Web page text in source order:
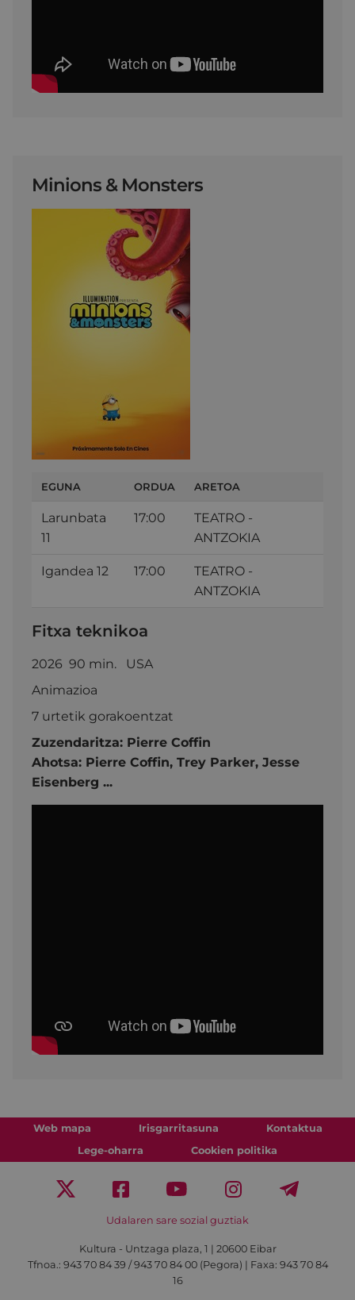
Minions & Monsters
EGUNA ORDUA ARETOA
Larunbata
11
17:00
TEATRO -
ANTZOKIA
Igandea 12 17:00
TEATRO -
ANTZOKIA
Fitxa teknikoa
2026 90 min. USA
Animazioa
7 urtetik gorakoentzat
Zuzendaritza: Pierre Coffin
Ahotsa: Pierre Coffin, Trey Parker, Jesse
Eisenberg ...
Web mapa Irisgarritasuna
Kontaktua
Lege-oharra
Cookien politika
Udalaren sare sozial guztiak
Kultura - Untzaga plaza, 1 | 20600 Eibar
Tfnoa.: 943 70 84 39 / 943 70 84 00 (Pegora) | Faxa: 943 70 84
16